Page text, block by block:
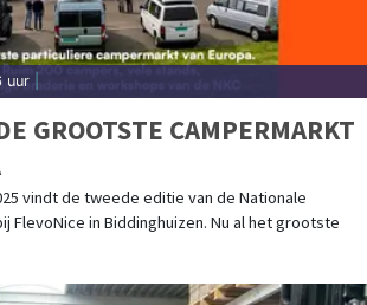
uur
GROOTSTE CAMPERMARKT
vindt de tweede editie van de Nationale
FlevoNice in Biddinghuizen. Nu al het grootste